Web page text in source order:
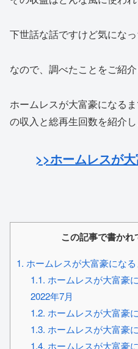
下世話な話ですけど気にな
なので、調べたことをご紹介
ホームレスが大富豪になる
の収入と総再生回数を紹介し
>>ホームレスが
この記事で書かれ
1. ホームレスが大富豪にな
1.1. ホームレスが大富豪
2022年7月
1.2. ホームレスが大富豪
1.3. ホームレスが大富豪
1.4. ホームレスが大富豪